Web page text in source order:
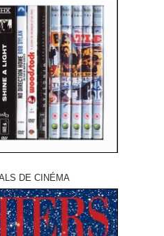
DE CINÉMA